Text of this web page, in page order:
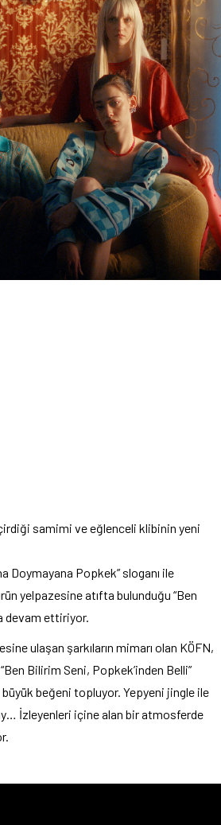
samimi ve eğlenceli klibinin yeni
Doymayana Popkek” sloganı ile
yelpazesine atıfta bulunduğu “Ben
devam ettiriyor.
ulaşan şarkıların mimarı olan KÖFN,
Bilirim Seni, Popkek’inden Belli”
beğeni topluyor. Yepyeni jingle ile
İzleyenleri içine alan bir atmosferde